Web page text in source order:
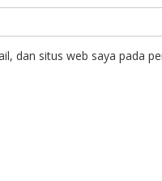
dan situs web saya pada